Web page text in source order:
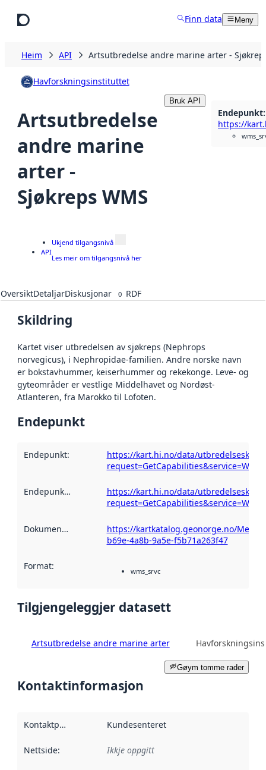
Finn data Meny
Heim API Artsutbredelse andre marine arter -
Havforskningsinstituttet
Artsutbredelse
andre marine
arter -
Sjøkreps WMS
Bruk API
Endepunkt:
API
Ukjend tilgangsnivå
Les meir om tilgangsnivå her
OversiktDetaljarDiskusjonar 0 RDF
Skildring
Kartet viser utbredelsen av sjøkreps (Nephrops
norvegicus), i Nephropidae-familien. Andre norske navn
er bokstavhummer, keiserhummer og rekekonge. Leve- og
gyteområder er vestlige Middelhavet og Nordøst-
Atlanteren, fra Marokko til Lofoten.
Endepunkt
Endepunkt:
https://kart.hi.no/data/utbredelseskart/
request=GetCapabilities&service=WMS
Endepunktskildring
https://kart.hi.no/data/utbredelseskart/
request=GetCapabilities&service=WMS
Dokumentasjon
https://kartkatalog.geonorge.no/
b69e-4a8b-9a5e-f5b71a263f47
Format: wms_srvc
Tilgjengeleggjer datasett
Artsutbredelse andre marine arter
Gøym tomme rader
Kontaktinformasjon
Kontaktpunkt Kundesenteret
Nettside: Ikkje oppgitt